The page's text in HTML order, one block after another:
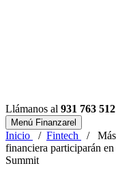
Llámanos al 931 763 512
Menú Finanzarel
Inicio / Fintech /
financiera participarán
Summit